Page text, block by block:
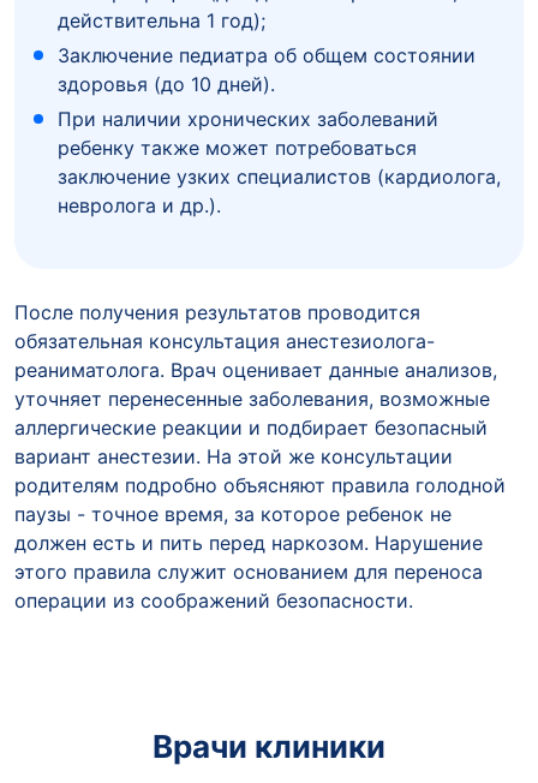
действительна 1 год);
Заключение педиатра об общем состоянии
здоровья (до 10 дней).
При наличии хронических заболеваний
ребенку также может потребоваться
заключение узких специалистов (кардиолога,
невролога и др.).
После получения результатов проводится
обязательная консультация анестезиолога-
реаниматолога. Врач оценивает данные анализов,
уточняет перенесенные заболевания, возможные
аллергические реакции и подбирает безопасный
вариант анестезии. На этой же консультации
родителям подробно объясняют правила голодной
паузы - точное время, за которое ребенок не
должен есть и пить перед наркозом. Нарушение
этого правила служит основанием для переноса
операции из соображений безопасности.
Врачи клиники